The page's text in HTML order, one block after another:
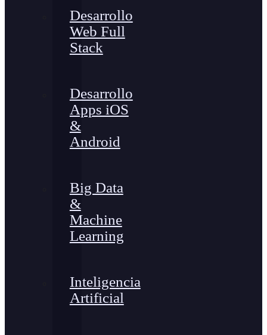
Desarrollo
Web Full
Stack
Desarrollo
Apps iOS
&
Android
Big Data
&
Machine
Learning
Inteligencia
Artificial